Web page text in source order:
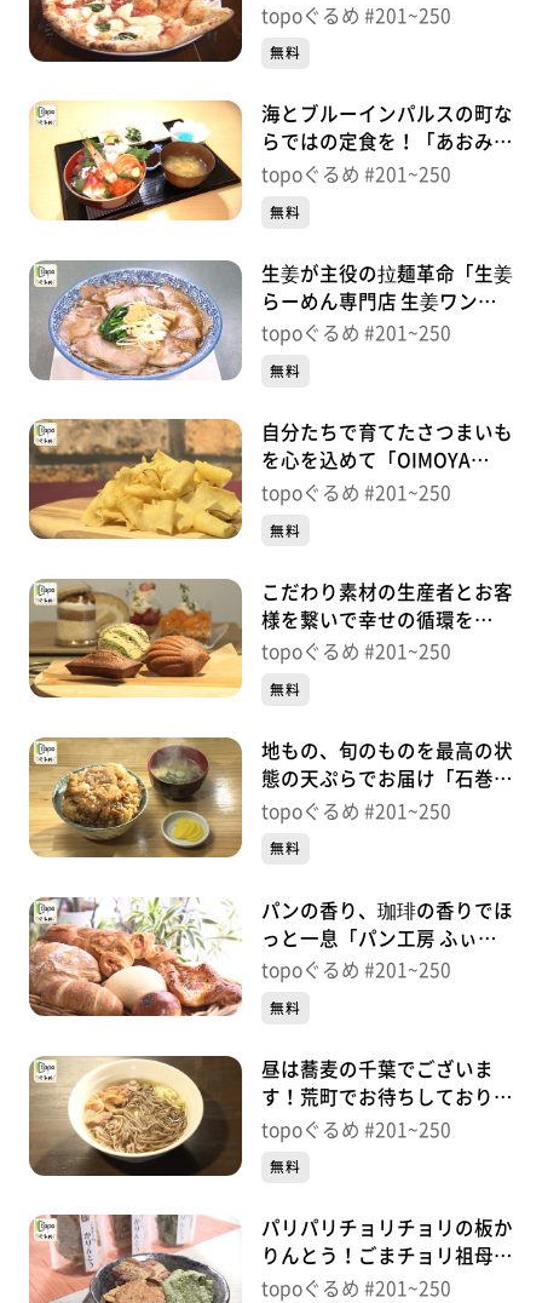
タフ」（東松島市赤井有明）
topoぐるめ #201~250
無料
海とブルーインパルスの町な
らではの定食を！「あおみな
食堂」（東松島市宮戸川原）
topoぐるめ #201~250
無料
生姜が主役の拉麺革命「生姜
らーめん専門店 生姜ワンダ
ー仙台栗生店」（青葉区栗
topoぐるめ #201~250
無料
自分たちで育てたさつまいも
を心を込めて「OIMOYA
JACK」（東松島市赤井新川
topoぐるめ #201~250
無料
こだわり素材の生産者とお客
様を繋いで幸せの循環を
「lalasucre」（石巻市大街
topoぐるめ #201~250
無料
地もの、旬のものを最高の状
態の天ぷらでお届け「石巻天
ぷら 和」（石巻市鋳銭場）
topoぐるめ #201~250
無料
パンの香り、珈琲の香りでほ
っと一息「パン工房 ふぃー
る＠カフェ」（石巻市千石
topoぐるめ #201~250
無料
昼は蕎麦の千葉でございま
す！荒町でお待ちしておりま
す！「そば与一」（若林区荒
topoぐるめ #201~250
無料
パリパリチョリチョリの板か
りんとう！ごまチョリ祖母の
味「甜菓堂」（若林区連坊）
topoぐるめ #201~250